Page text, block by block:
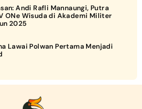
Andi Rafli Mannaungi, Putra
ONe Wisuda di Akademi Militer
2025
Lawai Polwan Pertama Menjadi